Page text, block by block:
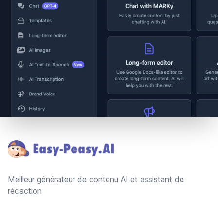
Meilleur générateur de contenu AI et assistant de
rédaction